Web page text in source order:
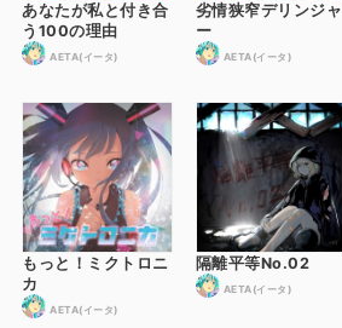
あなたが私と付き合
う100の理由
AETA(イータ)
劣情狭窄デリンジャ
ー
AETA(イータ)
もっと！ミクトロニ
カ
AETA(イータ)
隔離平等No.02
AETA(イータ)